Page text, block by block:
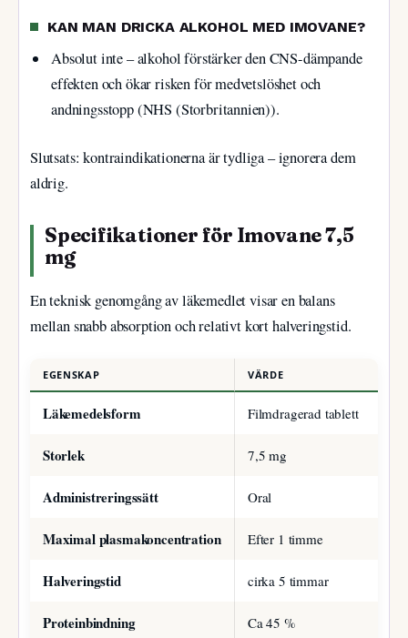
KAN MAN DRICKA ALKOHOL MED IMOVANE?
Absolut inte – alkohol förstärker den CNS-dämpande
effekten och ökar risken för medvetslöshet och
andningsstopp (NHS (Storbritannien)).
Slutsats: kontraindikationerna är tydliga – ignorera dem
aldrig.
Specifikationer för Imovane 7,5
mg
En teknisk genomgång av läkemedlet visar en balans
mellan snabb absorption och relativt kort halveringstid.
EGENSKAP VÄRDE
Läkemedelsform Filmdragerad tablett
Storlek 7,5 mg
Administreringssätt Oral
Maximal plasmakoncentration Efter 1 timme
Halveringstid cirka 5 timmar
Proteinbindning Ca 45 %